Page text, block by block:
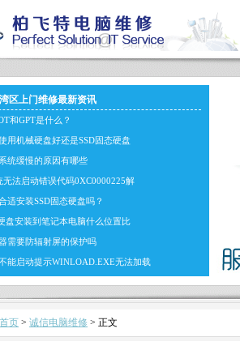
区上门维修最新资讯
和GPT是什么？
用机械硬盘好还是SSD固态硬盘
统缓慢的原因有哪些
无法启动错误代码0XC0000225解
适安装SSD固态硬盘吗？
盘安装到笔记本电脑什么位置比
需要防辐射屏的保护吗
能启动提示WINLOAD.EXE无法加载
首页 > 诚信电脑维修 > 正文